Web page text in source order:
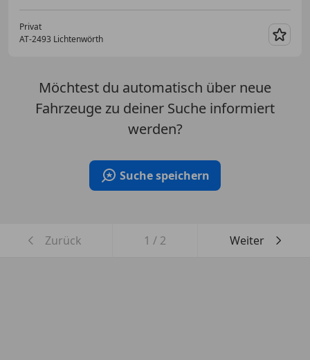
Privat
AT-2493 Lichtenwörth
Möchtest du automatisch über neue
Fahrzeuge zu deiner Suche informiert
werden?
Suche speichern
Zurück 1 / 2 Weiter